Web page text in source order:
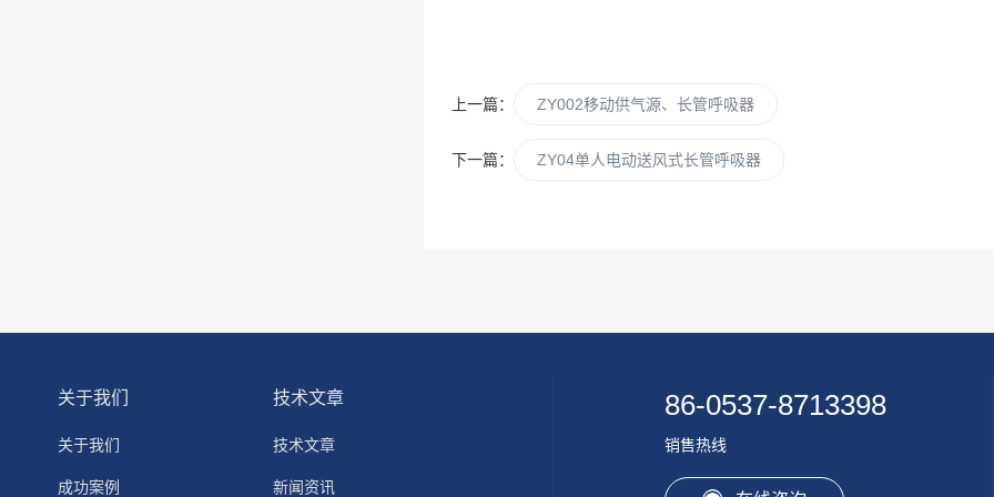
上一篇： ZY002移动供气源、长管呼吸器
下一篇： ZY04单人电动送风式长管呼吸器
关于我们
关于我们
成功案例
技术文章
技术文章
新闻资讯
86-0537-8713398
销售热线